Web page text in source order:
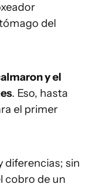
del
y el
. Eso, hasta
el primer
diferencias; sin
cobro de un